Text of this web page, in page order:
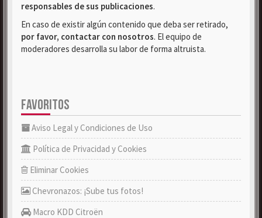
responsables de sus publicaciones.
En caso de existir algún contenido que deba ser retirado,
por favor, contactar con nosotros. El equipo de
moderadores desarrolla su labor de forma altruista.
FAVORITOS
Aviso Legal y Condiciones de Uso
Política de Privacidad y Cookies
Eliminar Cookies
Chevronazos: ¡Sube tus fotos!
Macro KDD Citroën